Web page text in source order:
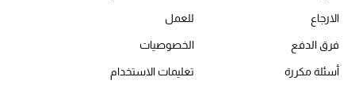
حقائب رجالية
حقائب الأطفال
الارجاع
فرق الدفع
أسئلة مكررة
للعمل
الخصوصيات
تعليمات الاستخدام